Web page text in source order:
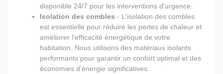
disponible 24/7 pour les interventions d'urgence.
Isolation des combles - L'isolation des combles
est essentielle pour réduire les pertes de chaleur et
améliorer l'efficacité énergétique de votre
habitation. Nous utilisons des matériaux isolants
performants pour garantir un confort optimal et des
économies d'énergie significatives.